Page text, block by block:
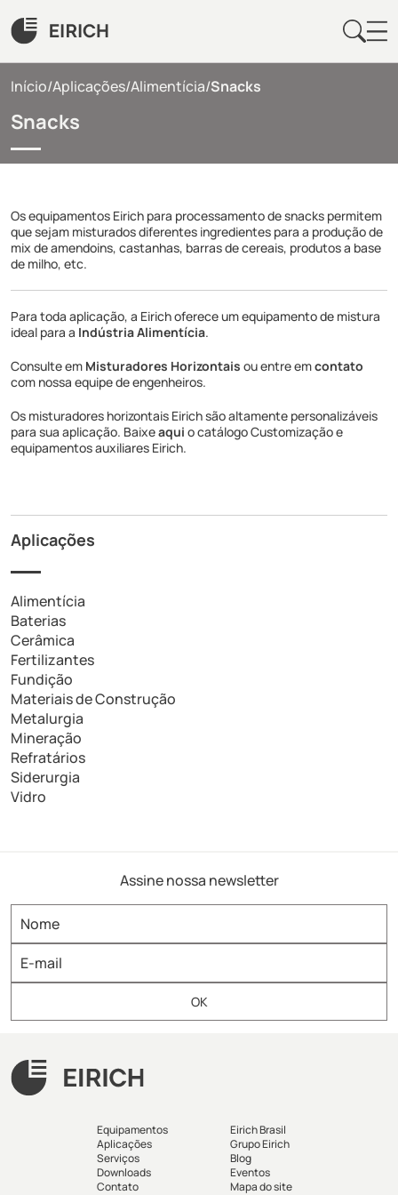
Início/Aplicações/Alimentícia/Snacks
Snacks
Os equipamentos Eirich para processamento de snacks permitem
que sejam misturados diferentes ingredientes para a produção de
mix de amendoins, castanhas, barras de cereais, produtos a base
de milho, etc.
Para toda aplicação, a Eirich oferece um equipamento de mistura
ideal para a Indústria Alimentícia.
Consulte em Misturadores Horizontais ou entre emcontato
com nossa equipe de engenheiros.
Os misturadores horizontais Eirich são altamente personalizáveis
para sua aplicação. Baixeaqui o catálogo Customização e
equipamentos auxiliares Eirich.
Aplicações
Alimentícia
Baterias
Cerâmica
Fertilizantes
Fundição
Materiais de Construção
Metalurgia
Mineração
Refratários
Siderurgia
Vidro
Assine nossa newsletter
Equipamentos
Aplicações
Serviços
Downloads
Contato
Eirich Brasil
Grupo Eirich
Blog
Eventos
Mapa do site